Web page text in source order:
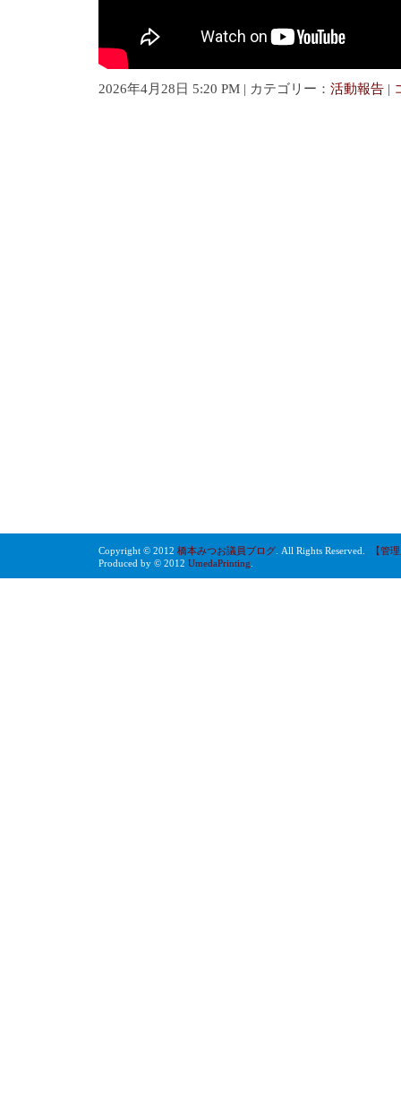
2026年4月28日 5:20 PM | カテゴリー： 活動報告 |
Copyright © 2012 橋本みつお議員ブログ . All Rights Reserved.
【管
Produced by © 2012 UmedaPrinting